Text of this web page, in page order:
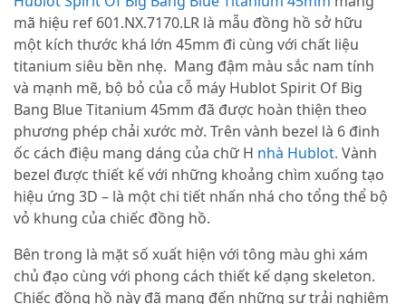
mã hiệu ref 601.NX.7170.LR là mẫu đồng hồ sở hữu
một kích thước khá lớn 45mm đi cùng với chất liệu
titanium siêu bền nhẹ. Mang đậm màu sắc nam tính
và mạnh mẽ, bộ bỏ của cỗ máy Hublot Spirit Of Big
Bang Blue Titanium 45mm đã được hoàn thiện theo
phương phép chải xước mờ. Trên vành bezel là 6 đinh
ốc cách điệu mang dáng của chữ H nhà Hublot. Vành
bezel được thiết kế với những khoảng chìm xuống tạo
hiệu ứng 3D – là một chi tiết nhấn nhá cho tổng thể bộ
vỏ khung của chiếc đồng hồ.
Bên trong là mặt số xuất hiện với tông màu ghi xám
chủ đạo cùng với phong cách thiết kế dạng skeleton.
Chiếc đồng hồ này đã mang đến những sự trải nghiệm